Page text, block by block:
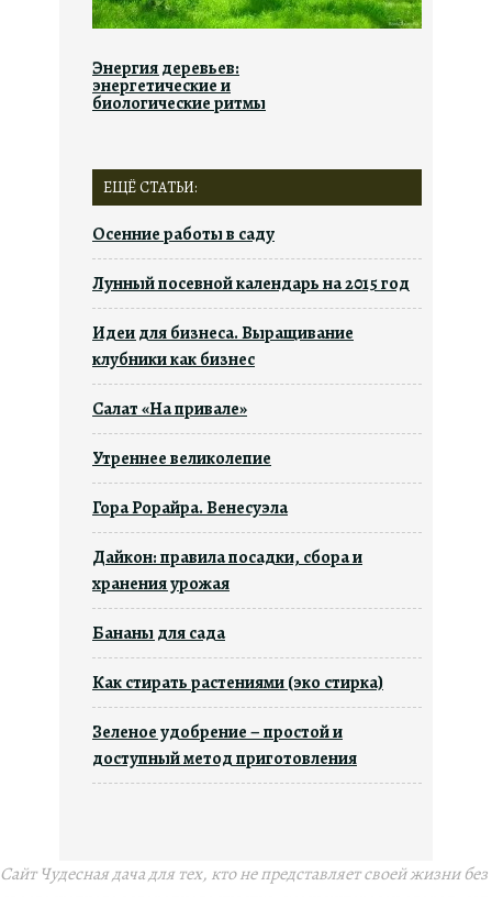
Энергия деревьев:
энергетические и
биологические ритмы
ЕЩЁ СТАТЬИ:
Осенние работы в саду
Лунный посевной календарь на 2015 год
Идеи для бизнеса. Выращивание
клубники как бизнес
Салат «На привале»
Утреннее великолепие
Гора Рорайра. Венесуэла
Дайкон: правила посадки, сбора и
хранения урожая
Бананы для сада
Как стирать растениями (эко стирка)
Зеленое удобрение – простой и
доступный метод приготовления
Сайт Чудесная дача для тех, кто не представляет своей жизни без